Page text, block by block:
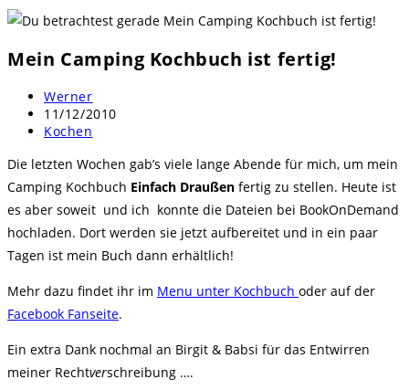
Mein Camping Kochbuch ist fertig!
Beitrags-
Autor:
Werner
Beitrag
veröffentlicht:
11/12/2010
Beitrags-
Kochen
Die letzten Wochen gab’s viele lange Abende für mich, um mein
Camping Kochbuch Einfach Draußen fertig zu stellen. Heute ist
es aber soweit und ich konnte die Dateien bei BookOnDemand
hochladen. Dort werden sie jetzt aufbereitet und in ein paar
Tagen ist mein Buch dann erhältlich!
Mehr dazu findet ihr im Menu unter Kochbuch oder auf der
Facebook Fanseite.
Ein extra Dank nochmal an Birgit & Babsi für das Entwirren
meiner Rechtverschreibung ….